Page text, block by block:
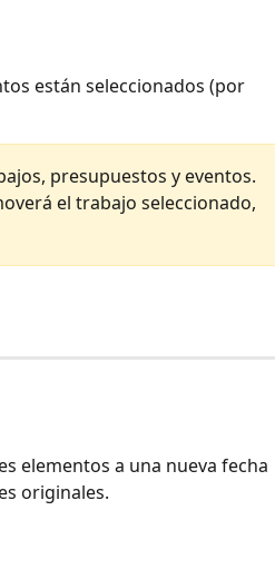
están seleccionados (por
presupuestos y eventos.
el trabajo seleccionado,
elementos a una nueva fecha
originales.